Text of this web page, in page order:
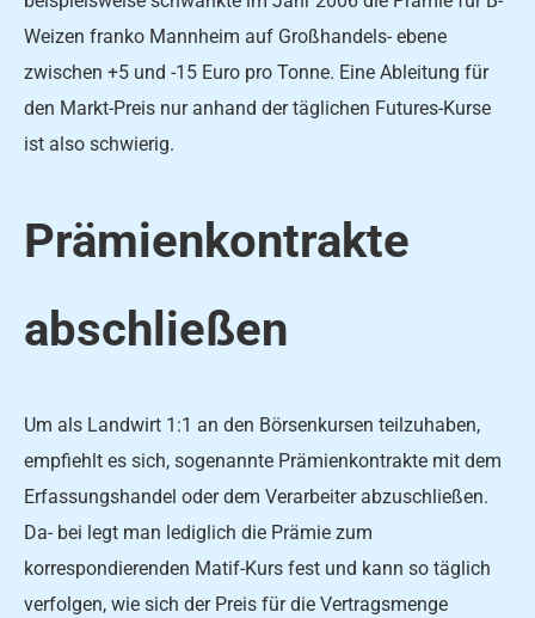
Weizen franko Mannheim auf Großhandels- ebene
zwischen +5 und -15 Euro pro Tonne. Eine Ableitung für
den Markt-Preis nur anhand der täglichen Futures-Kurse
ist also schwierig.
Prämienkontrakte
abschließen
Um als Landwirt 1:1 an den Börsenkursen teilzuhaben,
empfiehlt es sich, sogenannte Prämienkontrakte mit dem
Erfassungshandel oder dem Verarbeiter abzuschließen.
Da- bei legt man lediglich die Prämie zum
korrespondierenden Matif-Kurs fest und kann so täglich
verfolgen, wie sich der Preis für die Vertragsmenge